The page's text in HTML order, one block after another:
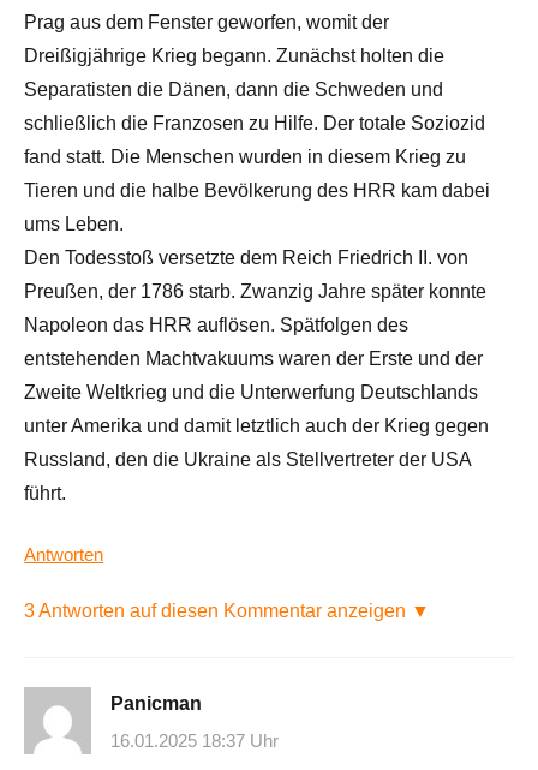
Prag aus dem Fenster geworfen, womit der
Dreißigjährige Krieg begann. Zunächst holten die
Separatisten die Dänen, dann die Schweden und
schließlich die Franzosen zu Hilfe. Der totale Soziozid
fand statt. Die Menschen wurden in diesem Krieg zu
Tieren und die halbe Bevölkerung des HRR kam dabei
ums Leben.
Den Todesstoß versetzte dem Reich Friedrich II. von
Preußen, der 1786 starb. Zwanzig Jahre später konnte
Napoleon das HRR auflösen. Spätfolgen des
entstehenden Machtvakuums waren der Erste und der
Zweite Weltkrieg und die Unterwerfung Deutschlands
unter Amerika und damit letztlich auch der Krieg gegen
Russland, den die Ukraine als Stellvertreter der USA
führt.
Antworten
3 Antworten auf diesen Kommentar anzeigen ▼
Panicman
16.01.2025 18:37 Uhr